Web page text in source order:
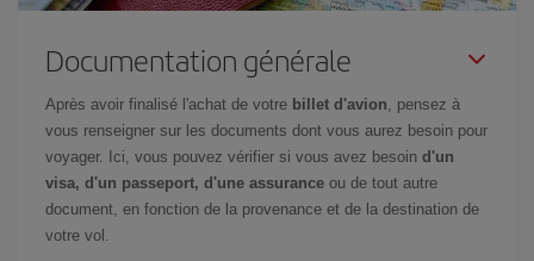
Documentation générale
Après avoir finalisé l'achat de votre billet d'avion , pensez à
vous renseigner sur les documents dont vous aurez besoin pour
voyager. Ici, vous pouvez vérifier si vous avez besoin d'un
visa, d'un passeport, d'une assurance ou de tout autre
document, en fonction de la provenance et de la destination de
votre vol.